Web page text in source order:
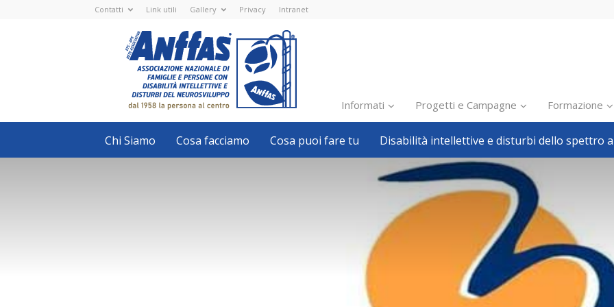
Contatti Link utili Gallery Privacy Intranet
Nazionale
ETS
-
APS
Associazione
Nazionale
di
Famiglie
e
con
disabilità
intellettive
Informati
Inclusione scolastica
Inclusione lavorativa
Notizie dalla FISH
Politiche sociali
Sport
Pillole
Formazione
Avvisi, bandi
Ricerca e Scienza
Progetti e Campagne Formazione
Chi Siamo Cosa facciamo Cosa puoi fare tu Disabilità intellettive e disturbi dello spettro